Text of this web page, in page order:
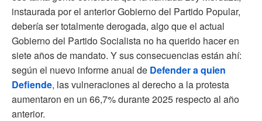
instaurada por el anterior Gobierno del Partido Popular,
debería ser totalmente derogada, algo que el actual
Gobierno del Partido Socialista no ha querido hacer en
siete años de mandato. Y sus consecuencias están ahí:
según el nuevo informe anual de Defender a quien
Defiende, las vulneraciones al derecho a la protesta
aumentaron en un 66,7% durante 2025 respecto al año
anterior.